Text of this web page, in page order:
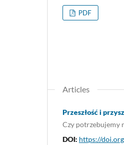
PDF
Articles
Przeszłość i
Czy potrzebujemy
DOI: https://